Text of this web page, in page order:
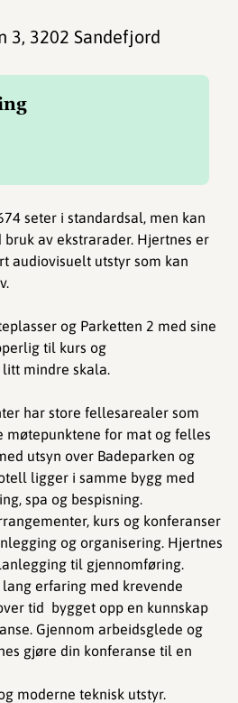
seter i standardsal, men kan
av ekstrarader. Hjertnes er
audiovisuelt utstyr som kan
og Parketten 2 med sine
til kurs og
mindre skala.
har store fellesarealer som
møtepunktene for mat og felles
utsyn over Badeparken og
ligger i samme bygg med
spa og bespisning.
kurs og konferanser
og organisering. Hjertnes
til gjennomføring.
erfaring med krevende
tid bygget opp en kunnskap
Gjennom arbeidsglede og
gjøre din konferanse til en
moderne teknisk utstyr.
3, 3202 Sandefjord